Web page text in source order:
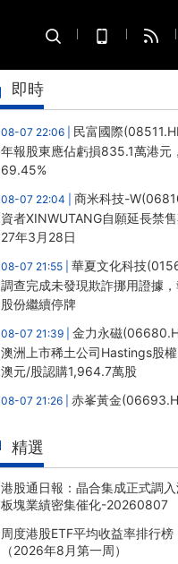
即時
08-07 22:06 | 民富國際
年報股東應佔虧損835.1萬港元
69.45%
08-07 22:04 | 商米科技-
資者XINWUTANG自願延長禁
27年3月28日
08-07 21:55 | 華夏文化科技
調查完成未發現欺詐挪用證據，
股份繼續停牌
08-07 21:39 | 金力永磁
澳洲上市稀土公司Hastings股
澳元/股認購1,964.7萬股
08-07 21:26 | 赤峯黃金
人民幣5,406萬元
08-07 20:07 |靈寶黃金
河勘查取得重大進展，保有金
躍升至53.94噸
08-07 20:04 |迅策(03317.HK)：
立戰略合作備忘，共探能源垂類
精選
港股通日報：晶合集成正式調
板塊業績密集催化-20260807
周度港股ETF平均收益率排行榜
（2026年8月第一周）